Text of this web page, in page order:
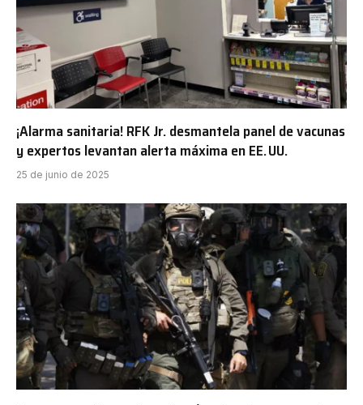
¡Alarma sanitaria! RFK Jr. desmantela panel de vacunas
y expertos levantan alerta máxima en EE. UU.
25 de junio de 2025